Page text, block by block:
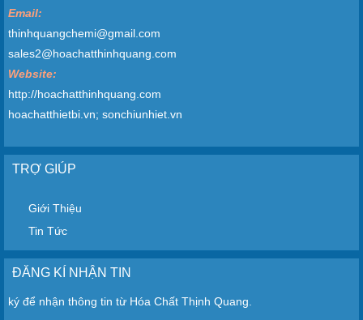
Email:
thinhquangchemi@gmail.com
sales2@hoachatthinhquang.com
Website:
http://hoachatthinhquang.com
hoachatthietbi.vn; sonchiunhiet.vn
TRỢ GIÚP
Giới Thiệu
Tin Tức
ĐĂNG KÍ NHẬN TIN
ký để nhận thông tin từ Hóa Chất Thịnh Quang.